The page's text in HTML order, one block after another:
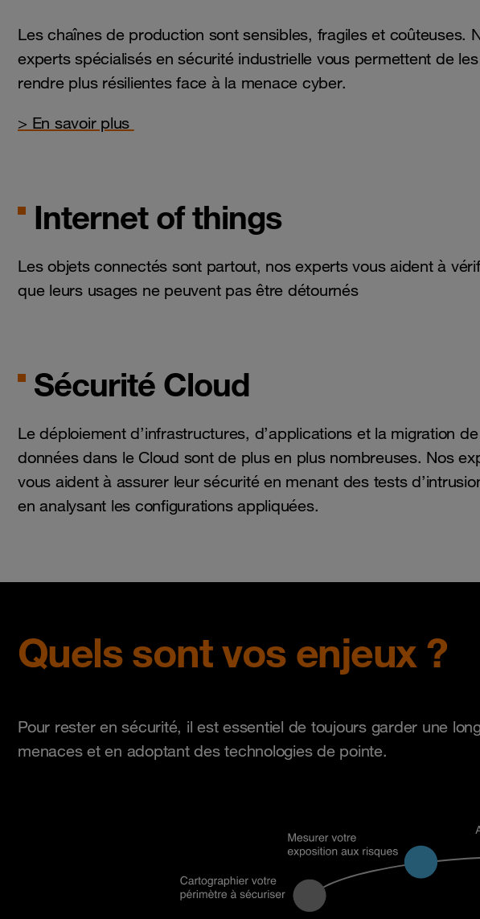
Les chaînes de production sont sensibles, fragiles et coûteuses.
experts spécialisés en sécurité industrielle vous permettent de les
rendre plus résilientes face à la menace cyber.
> En savoir plus
Internet of things
Les objets connectés sont partout, nos experts vous aident à
que leurs usages ne peuvent pas être détournés
Sécurité Cloud
Le déploiement d’infrastructures, d’applications et la migration de
données dans le Cloud sont de plus en plus nombreuses. Nos
vous aident à assurer leur sécurité en menant des tests
en analysant les configurations appliquées.
Quels sont vos enjeux ?
Pour rester en sécurité, il est essentiel de toujours garder une
menaces et en adoptant des technologies de pointe.